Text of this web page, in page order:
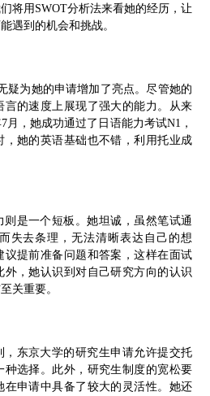
将用SWOT分析法来看她的经历，让
遇到的机会和挑战。
疑为她的申请增加了亮点。尽管她的
言的速度上展现了强大的能力。从来
月，她成功通过了日语能力考试N1，
，她的英语基础也不错，利用托业成
是一个短板。她坦诚，虽然笔试通
失去条理，无法清晰表达自己的想
提前准备问题和答案，这样在面试
外，她认识到对自己研究方向的认识
关重要。
东京大学的研究生申请允许提交托
种选择。此外，研究生制度的宽松要
申请中具备了较大的灵活性。她还